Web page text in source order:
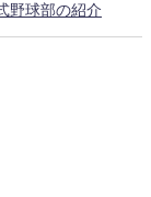
野球部の紹介